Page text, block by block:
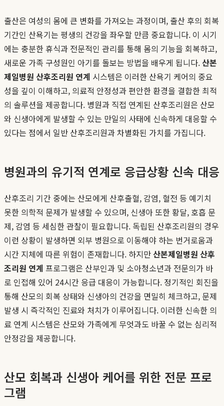
출산은 여성의 몸에 큰 변화를 가져오는 과정이며, 출산 후의 회복
기간인 산욕기는 평생의 건강을 좌우할 만큼 중요합니다. 이 시기
에는 충분한 휴식과 전문적인 관리를 통해 몸의 기능을 회복하고,
새로운 가족 구성원인 아기를 돌보는 방법을 배우게 됩니다. 산본
제일병원 산후조리원 연계 시스템은 이러한 산욕기 케어의 중요
성을 깊이 이해하고, 의료적 안정성과 편안한 환경을 결합한 최적
의 솔루션을 제공합니다. 병원과 직접 연계된 산후조리원은 산모
와 신생아에게 발생할 수 있는 만일의 사태에 신속하게 대응할 수
있다는 점에서 일반 산후조리원과 차별화된 가치를 가집니다.
병원과의 유기적 연계로 응급상황 신속 대응
산후조리 기간 중에는 산모에게 산후출혈, 감염, 혈전 등 예기치
못한 의학적 문제가 발생할 수 있으며, 신생아 또한 황달, 호흡 문
제, 감염 등 세심한 관찰이 필요합니다. 독립된 산후조리원의 경우
이런 상황이 발생하면 외부 병원으로 이동해야 하는 번거로움과
시간 지체에 따른 위험이 존재합니다. 하지만 산본제일병원 산후
조리원 연계 프로그램은 산부인과 및 소아청소년과 전문의가 바
로 인접해 있어 24시간 응급 대응이 가능합니다. 정기적인 회진을
통해 산모의 회복 상태와 신생아의 건강을 면밀히 체크하고, 문제
발생 시 즉각적인 진료와 처치가 이루어집니다. 이러한 신속한 의
료 연계 시스템은 산모와 가족에게 무엇과도 바꿀 수 없는 심리적
안정감을 제공합니다.
산모 회복과 신생아 케어를 위한 전문 프로
그램